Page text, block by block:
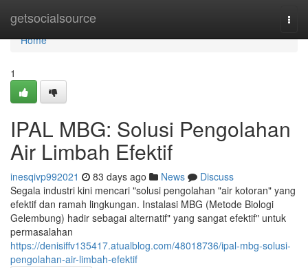
getsocialsource
Home
Home
1
IPAL MBG: Solusi Pengolahan
Air Limbah Efektif
inesqivp992021 83 days ago News
Discuss
Segala industri kini mencari "solusi pengolahan "air kotoran" yang
efektif dan ramah lingkungan. Instalasi MBG (Metode Biologi
Gelembung) hadir sebagai alternatif" yang sangat efektif" untuk
permasalahan
https://denisiffv135417.atualblog.com/48018736/ipal-mbg-solusi-
pengolahan-air-limbah-efektif